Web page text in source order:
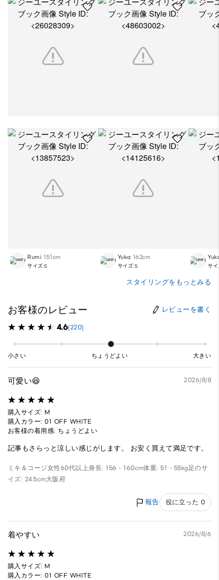
Rumi 151cm
サイズ:S
Yuka 162cm
サイズ:S サイ
スタイリングをもっとみる
お客様のレビュー レビューを書く
4.6(220)
小さい ちょうどよい 大きい
可愛い😆 2026/8/8
購入サイズ: M
購入カラー: 01 OFF WHITE
お客様の着用感: ちょうどよい
記事もさらっと涼しい感じがします。 お安く買えて満足です。
ミキ＆コージ女性60代以上身長: 156 - 160cm体重: 51 - 55kg 足のサ
イズ: 24.5cm大阪府
報告 役に立った 0
着やすい 2026/8/6
購入サイズ: M
購入カラー: 01 OFF WHITE